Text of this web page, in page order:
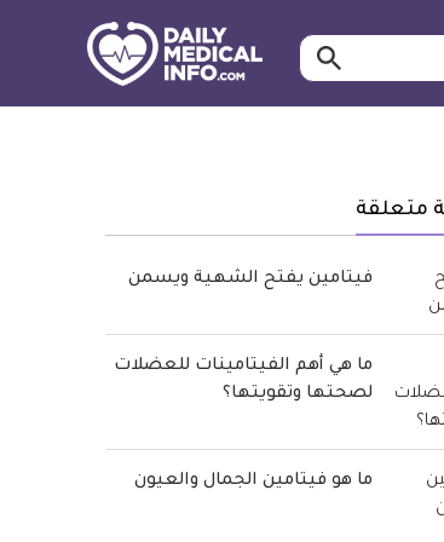
ابحث…
متعلقة
فيتامين يفتح الشهية ويسمن
ما هي أهم الفيتامينات للعضلات
لصحتها وتقويتها؟
ما هو فيتامين الجمال والعيون